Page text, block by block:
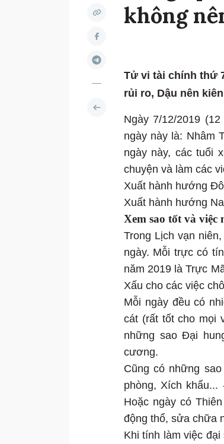
không
Tử vi tài chính thứ
rủi ro, Dậu nên
Ngày 7/12/2019
ngày này là: Nhâm
ngày này, các tuổi
chuyện và làm các
Xuất hành hướng
Xuất hành hướng
Xem sao tốt và việc
Trong Lịch vạn
ngày. Mỗi trực có
năm 2019 là Trực
Xấu cho các việc
Mỗi ngày đều có
cát (rất tốt cho mọi
những sao Đại
cương.
Cũng có những
phòng, Xích
Hoặc ngày có
động thổ, sửa
Khi tính làm việc